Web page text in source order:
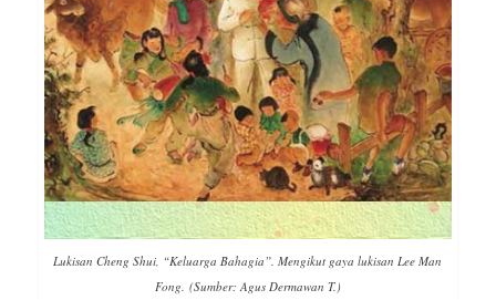
Lukisan Cheng Shui, “Keluarga Bahagia”. Mengikut gaya lukisan Lee Man
Fong. (Sumber: Agus Dermawan T.)